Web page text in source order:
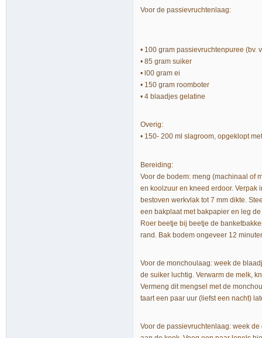
Voor de passievruchtenlaag:
• 100 gram passievruchtenpuree (bv.
• 85 gram suiker
• l00 gram ei
• 150 gram roomboter
• 4 blaadjes gelatine
Overig:
• 150- 200 ml slagroom, opgeklopt
Bereiding:
Voor de bodem: meng (machinaal of
en koolzuur en kneed erdoor. Verpak
bestoven werkvlak tot 7 mm dikte.
een bakplaat met bakpapier en leg
Roer beetje bij beetje de
rand. Bak bodem ongeveer 12
Voor de monchoulaag: week de
de suiker luchtig. Verwarm de melk,
Vermeng dit mengsel met de
taart een paar uur (liefst een nacht)
Voor de passievruchtenlaag: week